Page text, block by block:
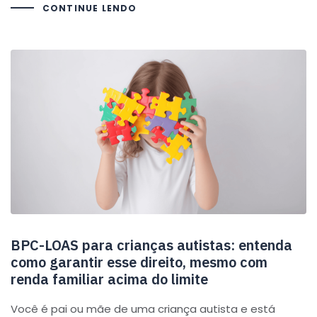
CONTINUE LENDO
BPC-LOAS para crianças autistas: entenda
como garantir esse direito, mesmo com
renda familiar acima do limite
Você é pai ou mãe de uma criança autista e está